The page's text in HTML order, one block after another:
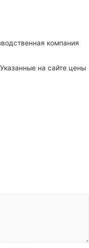
компания
на сайте цены